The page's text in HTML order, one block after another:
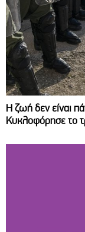
Η ζωή δεν είναι
Κυκλοφόρησε το